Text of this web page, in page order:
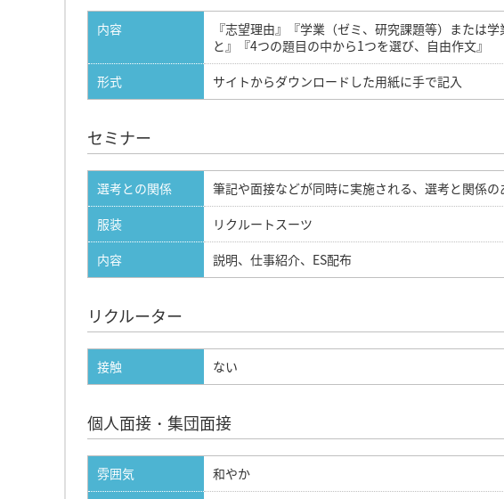
内容
『志望理由』『学業（ゼミ、研究課題等）または
と』『4つの題目の中から1つを選び、自由作文』
形式
サイトからダウンロードした用紙に手で記入
セミナー
選考との関係
筆記や面接などが同時に実施される、選考と関係の
服装
リクルートスーツ
内容
説明、仕事紹介、ES配布
リクルーター
接触 ない
個人面接・集団面接
雰囲気
和やか